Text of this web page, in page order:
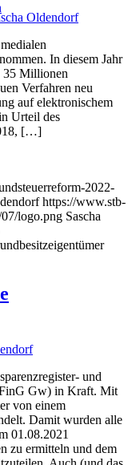
Oldendorf
In diesem Jahr
35 Millionen
Verfahren neu
auf elektronischem
Urteil des
[…]
2022-
https://www.stb-
logo.png Sascha
und
Gw) in Kraft. Mit
von einem
Damit wurden alle
01.08.2021
zu ermitteln und dem